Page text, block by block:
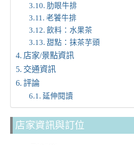
肋眼牛排
老饕牛排
飲料：水果茶
甜點：抹茶芋頭
店家/景點資訊
交通資訊
評論
延伸閱讀
店家資訊與訂位